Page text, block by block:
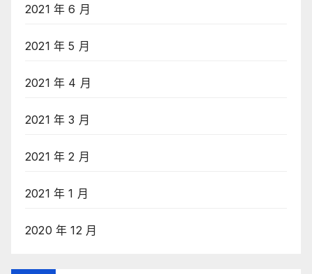
2021 年 6 月
2021 年 5 月
2021 年 4 月
2021 年 3 月
2021 年 2 月
2021 年 1 月
2020 年 12 月